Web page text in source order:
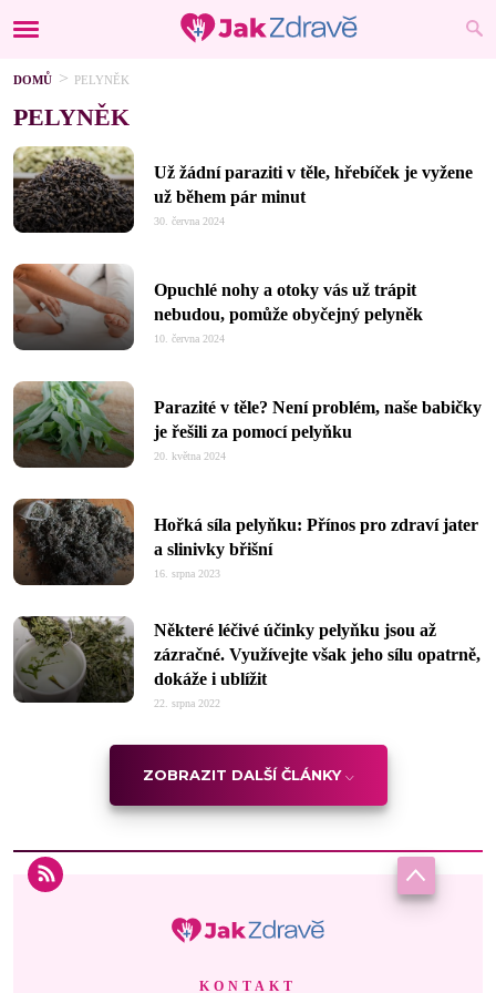
DOMŮ PELYNĚK
PELYNĚK
Už žádní paraziti v těle, hřebíček je vyžene
už během pár minut
30. června 2024
Opuchlé nohy a otoky vás už trápit
nebudou, pomůže obyčejný pelyněk
10. června 2024
Parazité v těle? Není problém, naše babičky
je řešili za pomocí pelyňku
20. května 2024
Hořká síla pelyňku: Přínos pro zdraví jater
a slinivky břišní
16. srpna 2023
Některé léčivé účinky pelyňku jsou až
zázračné. Využívejte však jeho sílu opatrně,
dokáže i ublížit
22. srpna 2022
ZOBRAZIT DALŠÍ ČLÁNKY
KONTAKT